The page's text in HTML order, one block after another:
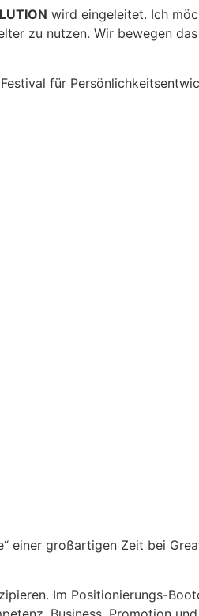
wird eingeleitet. Ich
zu nutzen. Wir bewegen
für
einer großartigen Zeit bei
Im Positionierungs-